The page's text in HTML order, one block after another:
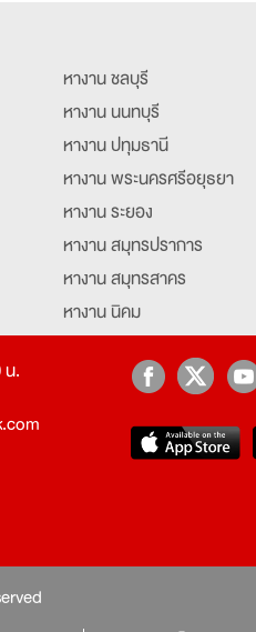
หางาน ชลบุรี
หางาน นนทบุรี
หางาน ปทุมธานี
หางาน พระนครศรีอยุธยา
หางาน ระยอง
หางาน สมุทรปราการ
หางาน สมุทรสาคร
หางาน นิคม
หางานอยุธยา
น.